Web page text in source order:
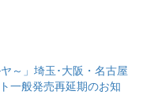
～」埼玉･大阪・名古屋
一般発売再延期のお知